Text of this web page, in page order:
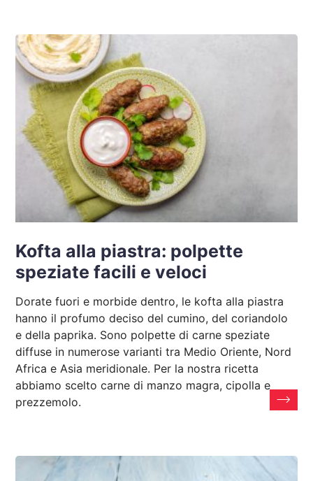
Kofta alla piastra: polpette
speziate facili e veloci
Dorate fuori e morbide dentro, le kofta alla piastra
hanno il profumo deciso del cumino, del coriandolo
e della paprika. Sono polpette di carne speziate
diffuse in numerose varianti tra Medio Oriente, Nord
Africa e Asia meridionale. Per la nostra ricetta
abbiamo scelto carne di manzo magra, cipolla e
prezzemolo.